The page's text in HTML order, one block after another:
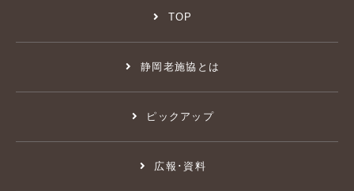
TOP
静岡老施協とは
ピックアップ
広報･資料